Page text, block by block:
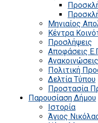
Μηνιαίος
Κέντρα
Προσλήψεις
Αποφάσεις
Ανακοινώσεις
Πολιτική
Δελτία Τύπου
Προστασία
Παρουσίαση Δήμου
Ιστορία
Άγιος